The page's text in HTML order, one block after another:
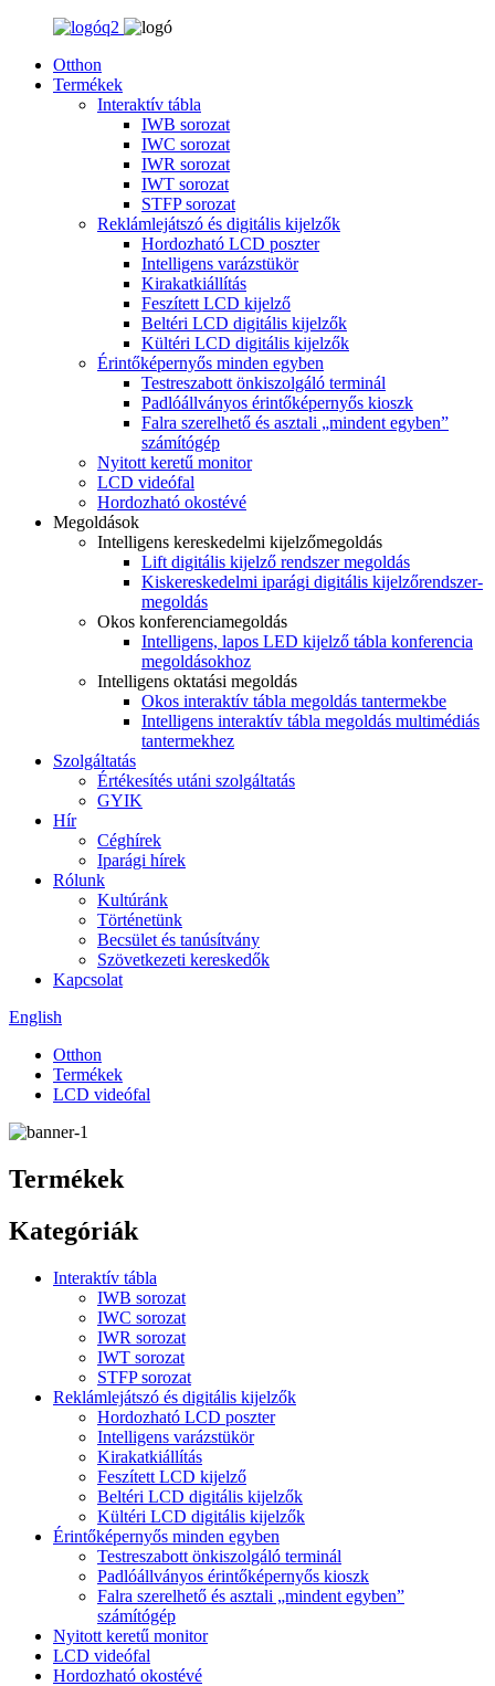
Otthon
Termékek
Interaktív tábla
IWB sorozat
IWC sorozat
IWR sorozat
IWT sorozat
STFP sorozat
Reklámlejátszó és digitális kijelzők
Hordozható LCD poszter
Intelligens varázstükör
Kirakatkiállítás
Feszített LCD kijelző
Beltéri LCD digitális kijelzők
Kültéri LCD digitális kijelzők
Érintőképernyős minden egyben
Testreszabott önkiszolgáló terminál
Padlóállványos érintőképernyős kioszk
Falra szerelhető és asztali „mindent egyben”
számítógép
Nyitott keretű monitor
LCD videófal
Hordozható okostévé
Megoldások
Intelligens kereskedelmi kijelzőmegoldás
Lift digitális kijelző rendszer megoldás
Kiskereskedelmi iparági digitális kijelzőrendszer-
megoldás
Okos konferenciamegoldás
Intelligens, lapos LED kijelző tábla konferencia
megoldásokhoz
Intelligens oktatási megoldás
Okos interaktív tábla megoldás tantermekbe
Intelligens interaktív tábla megoldás multimédiás
tantermekhez
Szolgáltatás
Értékesítés utáni szolgáltatás
GYIK
Hír
Céghírek
Iparági hírek
Rólunk
Kultúránk
Történetünk
Becsület és tanúsítvány
Szövetkezeti kereskedők
Kapcsolat
English
Otthon
Termékek
LCD videófal
Termékek
Kategóriák
Interaktív tábla
IWB sorozat
IWC sorozat
IWR sorozat
IWT sorozat
STFP sorozat
Reklámlejátszó és digitális kijelzők
Hordozható LCD poszter
Intelligens varázstükör
Kirakatkiállítás
Feszített LCD kijelző
Beltéri LCD digitális kijelzők
Kültéri LCD digitális kijelzők
Érintőképernyős minden egyben
Testreszabott önkiszolgáló terminál
Padlóállványos érintőképernyős kioszk
Falra szerelhető és asztali „mindent egyben”
számítógép
Nyitott keretű monitor
LCD videófal
Hordozható okostévé